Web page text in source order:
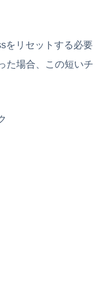
をリセットする必要
た場合、この短いチ